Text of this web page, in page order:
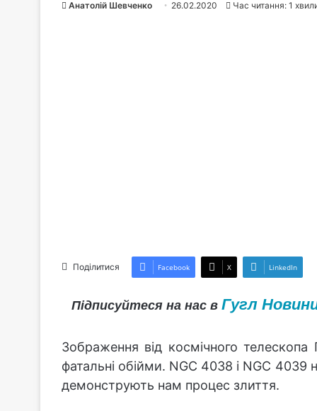
Анатолій Шевченко 26.02.2020 Час читання: 1
Поділитися Facebook X LinkedIn
Підписуйтеся на нас в Гугл
Зображення від космічного
фатальні обійми. NGC 4038 і NGC
демонструють нам процес злиття.